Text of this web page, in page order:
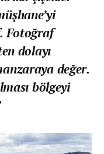
Fotoğraf
dolayı
değer.
bölgeyi